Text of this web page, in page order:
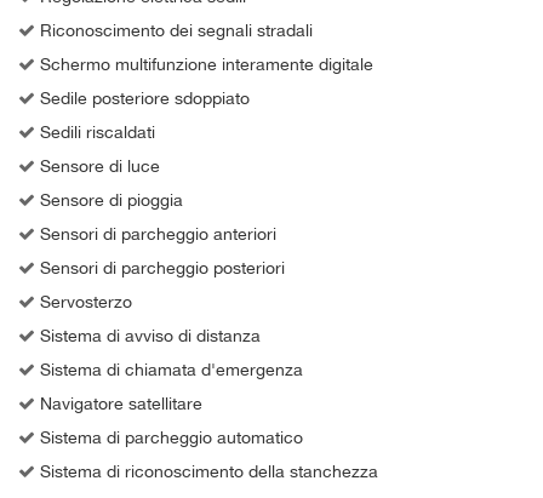
Riconoscimento dei segnali stradali
Schermo multifunzione interamente digitale
Sedile posteriore sdoppiato
Sedili riscaldati
Sensore di luce
Sensore di pioggia
Sensori di parcheggio anteriori
Sensori di parcheggio posteriori
Servosterzo
Sistema di avviso di distanza
Sistema di chiamata d'emergenza
Navigatore satellitare
Sistema di parcheggio automatico
Sistema di riconoscimento della stanchezza